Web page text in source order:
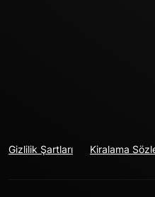
Gizlilik Şartları Kiralama